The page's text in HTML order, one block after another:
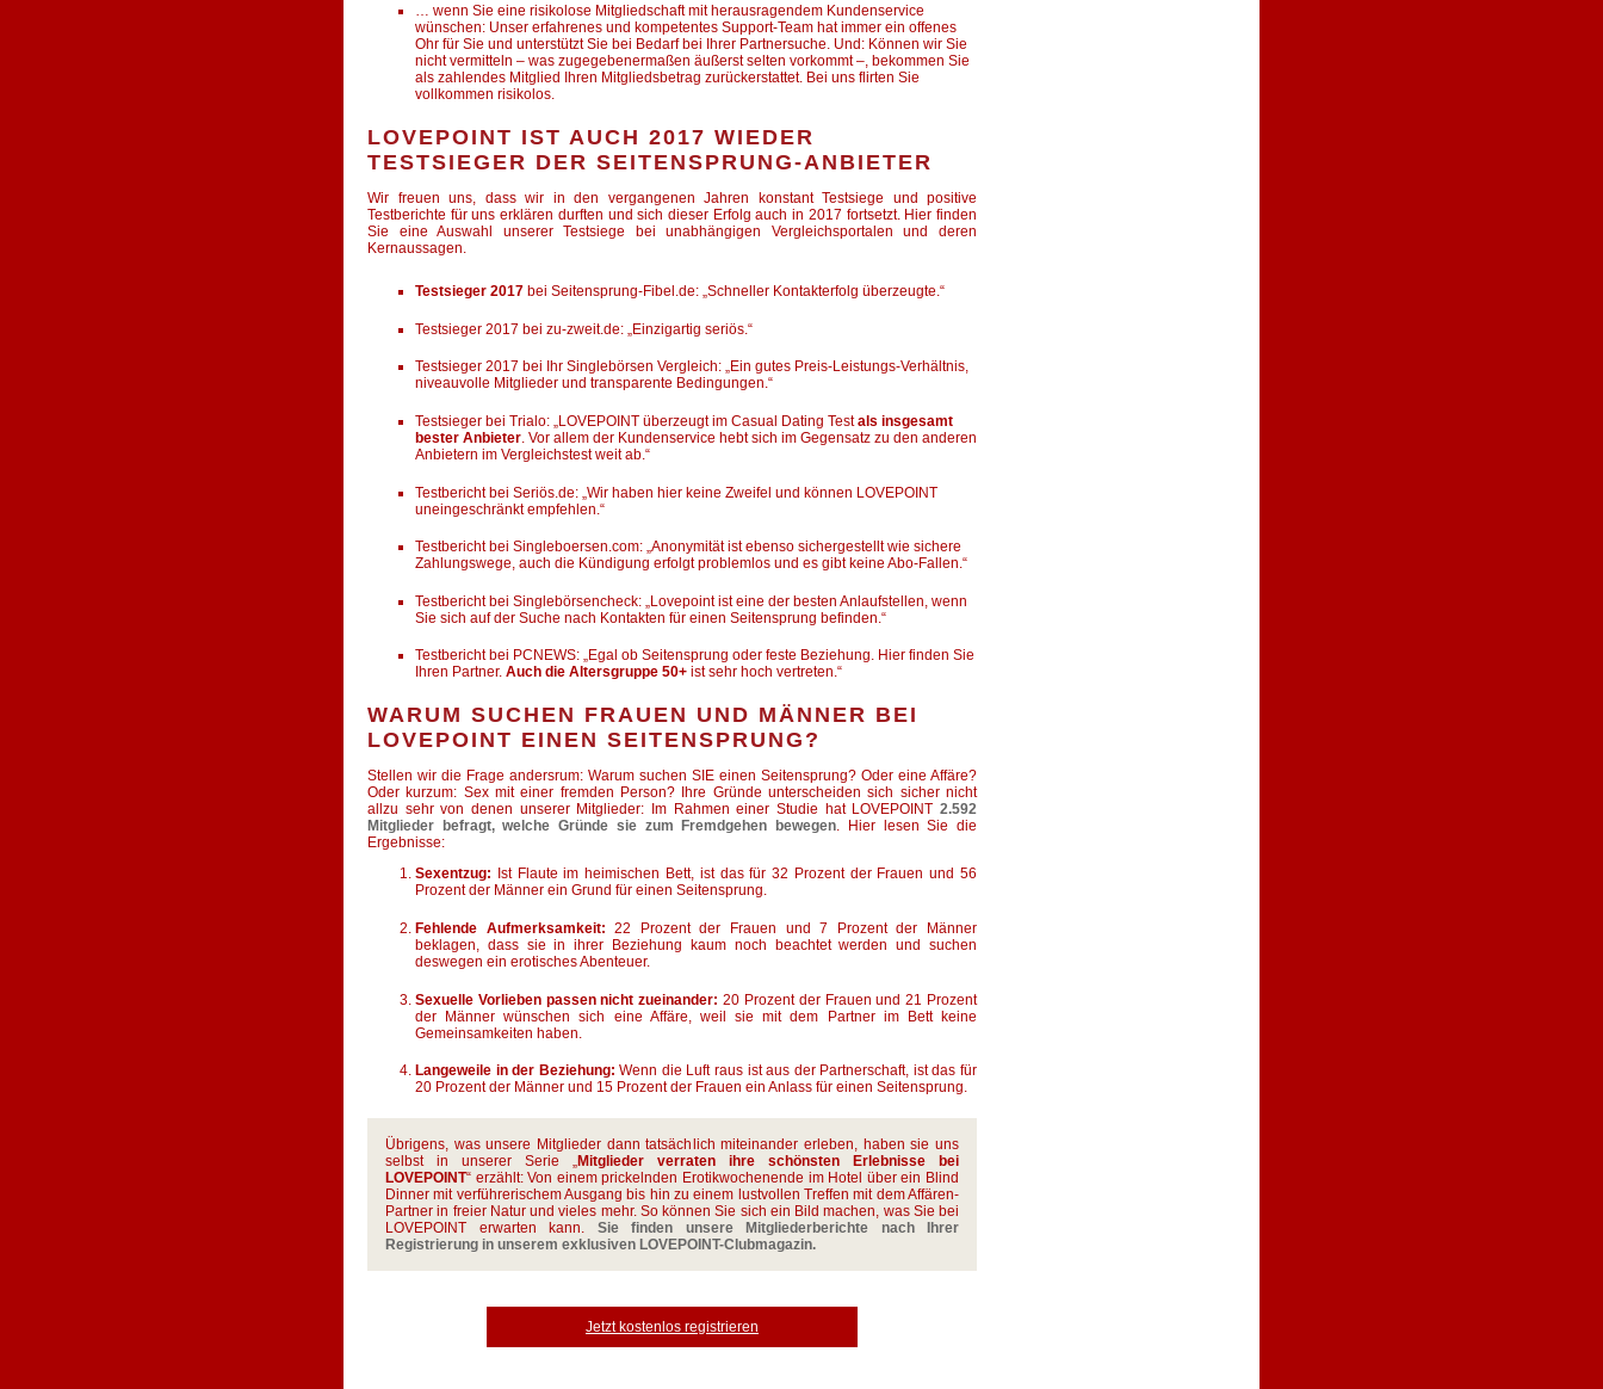
… wenn Sie eine risikolose Mitgliedschaft mit herausragendem Kundenservice
wünschen: Unser erfahrenes und kompetentes Support-Team hat immer ein offenes
Ohr für Sie und unterstützt Sie bei Bedarf bei Ihrer Partnersuche. Und: Können wir Sie
nicht vermitteln – was zugegebenermaßen äußerst selten vorkommt –, bekommen Sie
als zahlendes Mitglied Ihren Mitgliedsbetrag zurückerstattet. Bei uns flirten Sie
vollkommen risikolos.
LOVEPOINT IST AUCH 2017 WIEDER
TESTSIEGER DER SEITENSPRUNG-ANBIETER
Wir freuen uns, dass wir in den vergangenen Jahren konstant Testsiege und positive
Testberichte für uns erklären durften und sich dieser Erfolg auch in 2017 fortsetzt. Hier finden
Sie eine Auswahl unserer Testsiege bei unabhängigen Vergleichsportalen und deren
Kernaussagen.
Testsieger 2017 bei Seitensprung-Fibel.de: „Schneller Kontakterfolg überzeugte.“
Testsieger 2017 bei zu-zweit.de: „Einzigartig seriös.“
Testsieger 2017 bei Ihr Singlebörsen Vergleich: „Ein gutes Preis-Leistungs-Verhältnis,
niveauvolle Mitglieder und transparente Bedingungen.“
Testsieger bei Trialo: „LOVEPOINT überzeugt im Casual Dating Testals insgesamt
bester Anbieter. Vor allem der Kundenservice hebt sich im Gegensatz zu den anderen
Anbietern im Vergleichstest weit ab.“
Testbericht bei Seriös.de: „Wir haben hier keine Zweifel und können LOVEPOINT
uneingeschränkt empfehlen.“
Testbericht bei Singleboersen.com: „Anonymität ist ebenso sichergestellt wie sichere
Zahlungswege, auch die Kündigung erfolgt problemlos und es gibt keine Abo-Fallen.“
Testbericht bei Singlebörsencheck: „Lovepoint ist eine der besten Anlaufstellen, wenn
Sie sich auf der Suche nach Kontakten für einen Seitensprung befinden.“
Testbericht bei PCNEWS: „Egal ob Seitensprung oder feste Beziehung. Hier finden Sie
Ihren Partner. Auch die Altersgruppe 50+ ist sehr hoch vertreten.“
WARUM SUCHEN FRAUEN UND MÄNNER BEI
LOVEPOINT EINEN SEITENSPRUNG?
Stellen wir die Frage andersrum: Warum suchen SIE einen Seitensprung? Oder eine Affäre?
Oder kurzum: Sex mit einer fremden Person? Ihre Gründe unterscheiden sich sicher nicht
allzu sehr von denen unserer Mitglieder: Im Rahmen einer Studie hat LOVEPOINT 2.592
Mitglieder befragt, welche Gründe sie zum Fremdgehen bewegen. Hier lesen Sie die
Ergebnisse:
Sexentzug: Ist Flaute im heimischen Bett, ist das für 32 Prozent der Frauen und 56
Prozent der Männer ein Grund für einen Seitensprung.
Fehlende Aufmerksamkeit: 22 Prozent der Frauen und 7 Prozent der Männer
beklagen, dass sie in ihrer Beziehung kaum noch beachtet werden und suchen
deswegen ein erotisches Abenteuer.
Sexuelle Vorlieben passen nicht zueinander: 20 Prozent der Frauen und 21 Prozent
der Männer wünschen sich eine Affäre, weil sie mit dem Partner im Bett keine
Gemeinsamkeiten haben.
Langeweile in der Beziehung: Wenn die Luft raus ist aus der Partnerschaft, ist das für
20 Prozent der Männer und 15 Prozent der Frauen ein Anlass für einen Seitensprung.
Übrigens, was unsere Mitglieder dann tatsächlich miteinander erleben, haben sie uns
selbst in unserer Serie „Mitglieder verraten ihre schönsten Erlebnisse bei
LOVEPOINT“ erzählt: Von einem prickelnden Erotikwochenende im Hotel über ein Blind
Dinner mit verführerischem Ausgang bis hin zu einem lustvollen Treffen mit dem Affären-
Partner in freier Natur und vieles mehr. So können Sie sich ein Bild machen, was Sie bei
LOVEPOINT erwarten kann. Sie finden unsere Mitgliederberichte nach Ihrer
Registrierung in unserem exklusiven LOVEPOINT-Clubmagazin.
Jetzt kostenlos registrieren